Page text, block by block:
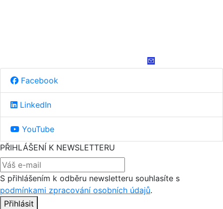
Facebook
LinkedIn
YouTube
PŘIHLÁŠENÍ K NEWSLETTERU
S přihlášením k odběru newsletteru souhlasíte s
podmínkami zpracování osobních údajů.
Přihlásit